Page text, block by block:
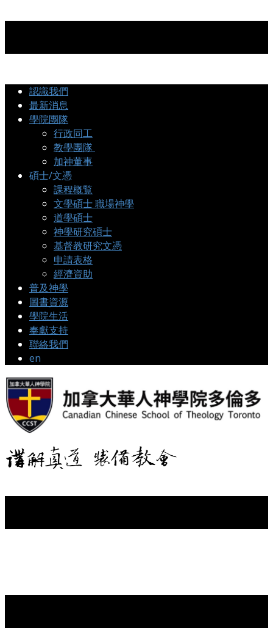
認識我們
最新消息
學院團隊
行政同工
教學團隊
加神董事
碩士/文憑
課程概覧
文學碩士 職場神學
道學碩士
神學研究碩士
基督教研究文憑
申請表格
經濟資助
普及神學
圖書資源
學院生活
奉獻支持
聯絡我們
en